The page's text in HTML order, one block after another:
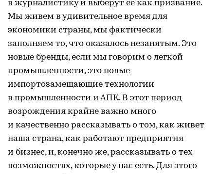
в журналистику и выберут ее как призвание.
Мы живем в удивительное время для
экономики страны, мы фактически
заполняем то, что оказалось незанятым. Это
новые бренды, если мы говорим о легкой
промышленности, это новые
импортозамещающие технологии
в промышленности и АПК. В этот период
возрождения крайне важно много
и качественно рассказывать о том, как живет
наша страна, как работают предприятия
и бизнес, и, конечно же, рассказывать о тех
возможностях, которые у нас есть. Для этого